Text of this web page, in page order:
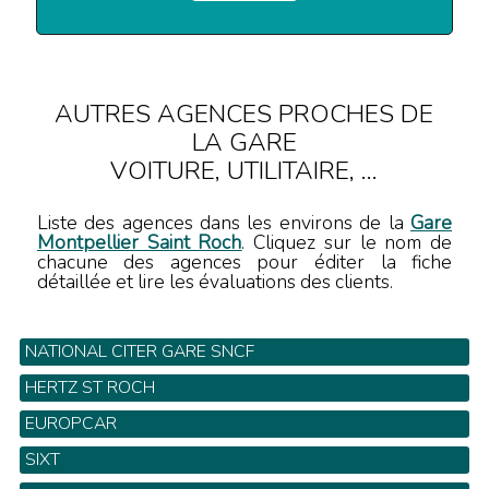
AUTRES AGENCES PROCHES DE
LA GARE
VOITURE, UTILITAIRE, ...
Liste des agences dans les environs de laGare
Montpellier Saint Roch. Cliquez sur le nom de
chacune des agences pour éditer la fiche
détaillée et lire les évaluations des clients.
NATIONAL CITER GARE SNCF
Gare SNCF - Tel: 04 67 06 51 80
HERTZ ST ROCH
1 Rue Grand St Jean - Tel: 04 67 06 87 90
EUROPCAR
Gare SNCF - Tel: 0 825 003 036
SIXT